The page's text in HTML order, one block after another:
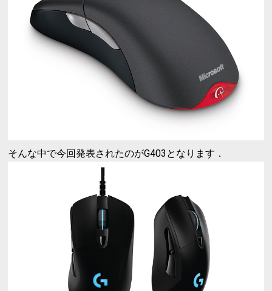
そんな中で今回発表されたのがG403となります．